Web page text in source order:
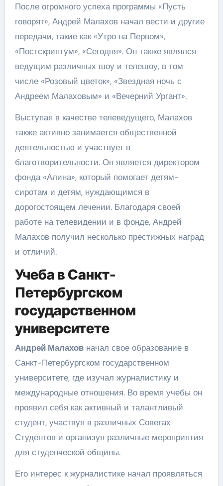
После огромного успеха программы «Пусть
говорят», Андрей Малахов начал вести и другие
передачи, такие как «Утро на Первом»,
«Постскриптум», «Сегодня». Он также являлся
ведущим различных шоу и телешоу, в том
числе «Розовый цветок», «Звездная ночь с
Андреем Малаховым» и «Вечерний Ургант».
Выступая в качестве телеведущего, Малахов
также активно занимается общественной
деятельностью и участвует в
благотворительности. Он является директором
фонда «Алина», который помогает детям-
сиротам и детям, нуждающимся в
дорогостоящем лечении. Благодаря своей
работе на телевидении и в фонде, Андрей
Малахов получил несколько престижных наград
и отличий.
Учеба в Санкт-
Петербургском
государственном
университете
Андрей Малаховначал свое образование в
Санкт-Петербургском государственном
университете, где изучал журналистику и
международные отношения. Во время учебы он
проявил себя как активный и талантливый
студент, участвуя в различных Советах
Студентов и организуя различные мероприятия
для студенческой общины.
Его интерес к журналистике начал проявляться